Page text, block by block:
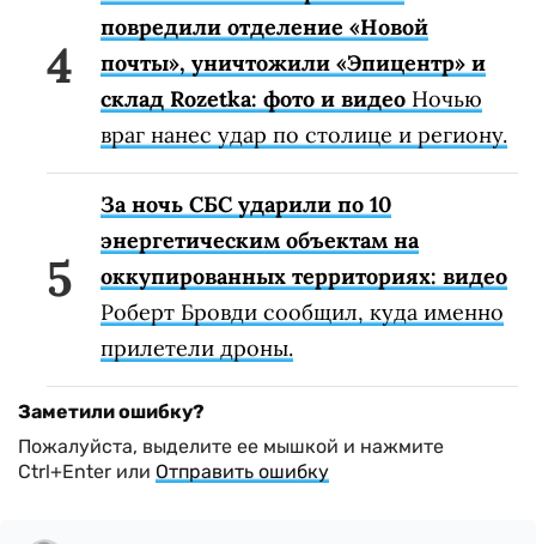
повредили отделение «Новой
почты», уничтожили «Эпицентр» и
склад Rozetka: фото и видео Ночью
враг нанес удар по столице и региону.
За ночь СБС ударили по 10
энергетическим объектам на
оккупированных территориях: видео
Роберт Бровди сообщил, куда именно
прилетели дроны.
Заметили ошибку?
Пожалуйста, выделите ее мышкой и нажмите
Ctrl+Enter или Отправить ошибку